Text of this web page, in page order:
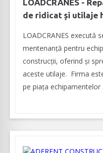
LOADCRANES -
de ridicat și utilaje
LOADCRANES execută
mentenanță pentru
construcții, oferind și
aceste utilaje. Firma
pe piața echipamentelor